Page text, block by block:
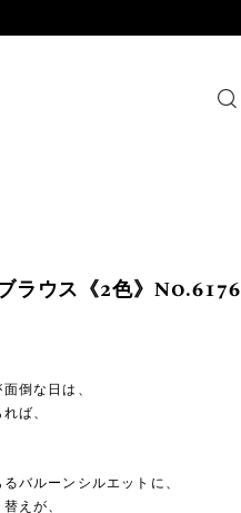
ラウス《2色》No.6176
倒な日は、
ば、
バルーンシルエットに、
えが、